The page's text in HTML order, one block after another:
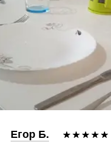
Егор Б.